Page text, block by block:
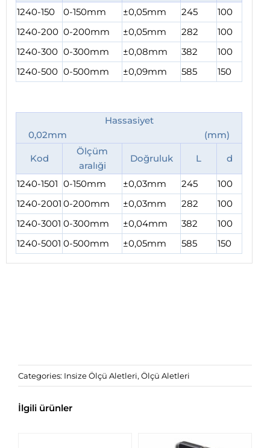
1240-150 0-150mm ±0,05mm 245
100
1240-200 0-200mm ±0,05mm 282
100
1240-300 0-300mm ±0,08mm 382
100
1240-500 0-500mm ±0,09mm 585 150
Hassasiyet
0,02mm (mm)
Kod
Ölçüm
aralıği
Doğruluk L d
1240-1501 0-150mm ±0,03mm 245
100
1240-2001 0-200mm ±0,03mm 282
100
1240-3001 0-300mm ±0,04mm 382
100
1240-5001 0-500mm ±0,05mm 585 150
Categories: Insize Ölçü Aletleri, Ölçü Aletleri
İlgili ürünler